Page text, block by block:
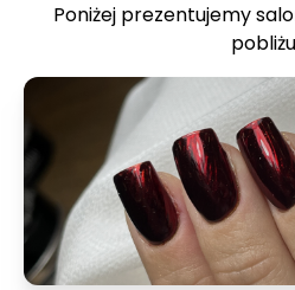
Poniżej prezentujemy